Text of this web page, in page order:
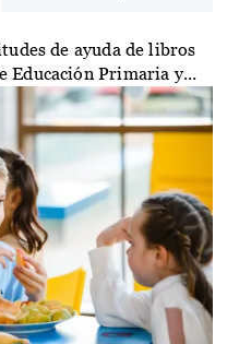
de ayuda de libros
Educación Primaria y...